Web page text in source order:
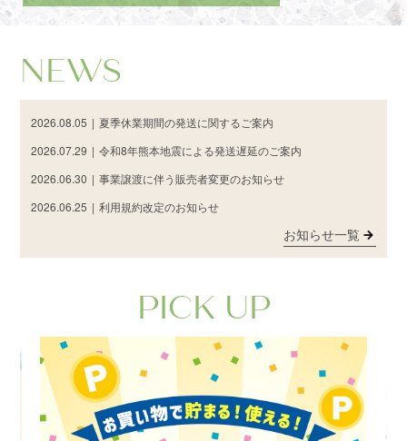
NEWS
2026.08.05 | 夏季休業期間の発送に関するご案内
2026.07.29 | 令和8年熊本地震による発送遅延のご案内
2026.06.30 | 事業譲渡に伴う販売者変更のお知らせ
2026.06.25 | 利用規約改定のお知らせ
お知らせ一覧
PICK UP